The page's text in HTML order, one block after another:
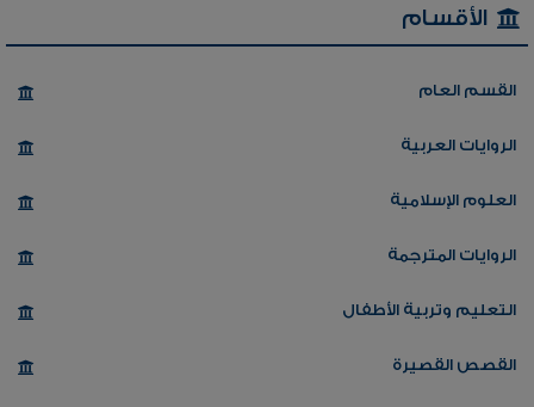
الأقسام
القسم العام
الروايات العربية
العلوم الإسلامية
الروايات المترجمة
التعليم وتربية الأطفال
القصص القصيرة